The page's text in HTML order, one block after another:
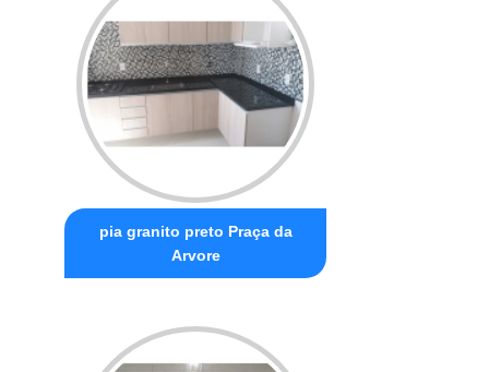
pia granito preto Praça da
Arvore